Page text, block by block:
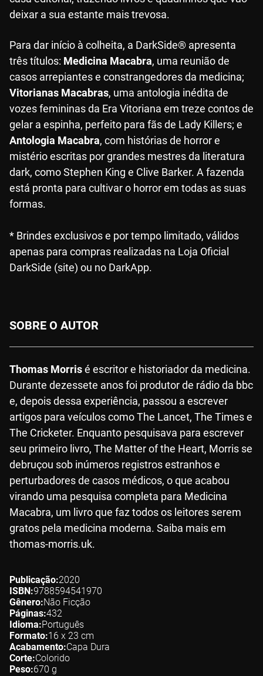
deixar a sua estante mais trevosa.
Para dar início à colheita, a DarkSide® apresenta
três títulos: Medicina Macabra, uma reunião de
casos arrepiantes e constrangedores da medicina;
Vitorianas Macabras, uma antologia inédita de
vozes femininas da Era Vitoriana em treze contos de
gelar a espinha, perfeito para fãs de Lady Killers; e
Antologia Macabra, com histórias de horror e
mistério escritas por grandes mestres da literatura
dark, como Stephen King e Clive Barker. A fazenda
está pronta para cultivar o horror em todas as suas
formas.
* Brindes exclusivos e por tempo limitado, válidos
apenas para compras realizadas na Loja Oficial
DarkSide (site) ou no DarkApp.
SOBRE O AUTOR
Thomas Morrisé escritor e historiador da medicina.
Durante dezessete anos foi produtor de rádio da bbc
e, depois dessa experiência, passou a escrever
artigos para veículos como The Lancet, The Times e
The Cricketer. Enquanto pesquisava para escrever
seu primeiro livro, The Matter of the Heart, Morris se
debruçou sob inúmeros registros estranhos e
perturbadores de casos médicos, o que acabou
virando uma pesquisa completa para Medicina
Macabra, um livro que faz todos os leitores serem
gratos pela medicina moderna. Saiba mais em
thomas-morris.uk.
Publicação 2020
ISBN 9788594541970
Gênero Não Ficção
Páginas 432
Idioma Português
Formato 16 x 23 cm
Acabamento Capa Dura
Corte Colorido
Peso 670 g